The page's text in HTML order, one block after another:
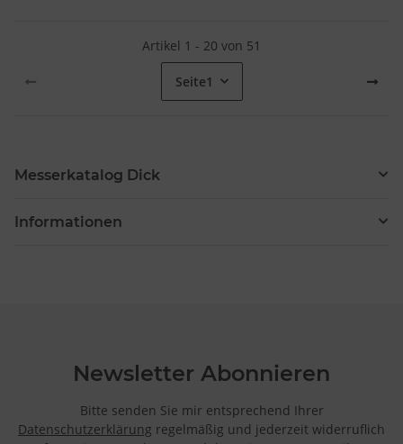
Artikel 1 - 20 von 51
Seite1
Messerkatalog Dick
Informationen
Newsletter Abonnieren
Bitte senden Sie mir entsprechend Ihrer
Datenschutzerklärung regelmäßig und jederzeit widerruflich